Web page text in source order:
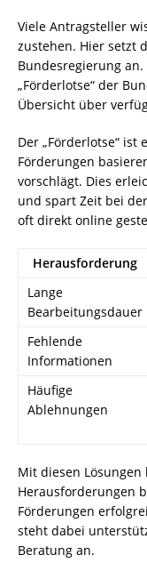
Viele Antragsteller
zustehen. Hier setzt
Bundesregierung
„Förderlotse“ der
Übersicht über
Der „Förderlotse“ ist
Förderungen
vorschlägt. Dies
und spart Zeit bei
oft direkt online
Herausforderung
Lange
Bearbeitungsdauer
Fehlende
Informationen
Häufige
Ablehnungen
Mit diesen
Herausforderungen
Förderungen
steht dabei
Beratung an.